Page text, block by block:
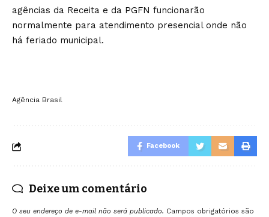
agências da Receita e da PGFN funcionarão
normalmente para atendimento presencial onde não
há feriado municipal.
Agência Brasil
Facebook
Deixe um comentário
O seu endereço de e-mail não será publicado. Campos obrigatórios são